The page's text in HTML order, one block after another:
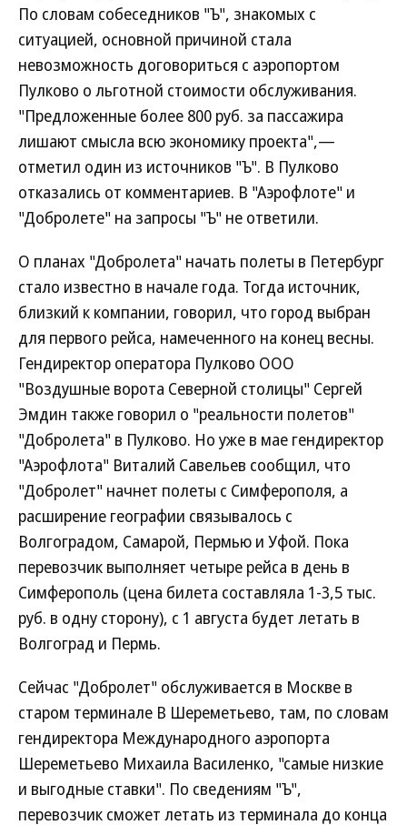
По словам собеседников "Ъ", знакомых с
ситуацией, основной причиной стала
невозможность договориться с аэропортом
Пулково о льготной стоимости обслуживания.
"Предложенные более 800 руб. за пассажира
лишают смысла всю экономику проекта",—
отметил один из источников "Ъ". В Пулково
отказались от комментариев. В "Аэрофлоте" и
"Добролете" на запросы "Ъ" не ответили.
О планах "Добролета" начать полеты в Петербург
стало известно в начале года. Тогда источник,
близкий к компании, говорил, что город выбран
для первого рейса, намеченного на конец весны.
Гендиректор оператора Пулково ООО
"Воздушные ворота Северной столицы" Сергей
Эмдин также говорил о "реальности полетов"
"Добролета" в Пулково. Но уже в мае гендиректор
"Аэрофлота" Виталий Савельев сообщил, что
"Добролет" начнет полеты с Симферополя, а
расширение географии связывалось с
Волгоградом, Самарой, Пермью и Уфой. Пока
перевозчик выполняет четыре рейса в день в
Симферополь (цена билета составляла 1-3,5 тыс.
руб. в одну сторону), с 1 августа будет летать в
Волгоград и Пермь.
Сейчас "Добролет" обслуживается в Москве в
старом терминале B Шереметьево, там, по словам
гендиректора Международного аэропорта
Шереметьево Михаила Василенко, "самые низкие
и выгодные ставки". По сведениям "Ъ",
перевозчик сможет летать из терминала до конца